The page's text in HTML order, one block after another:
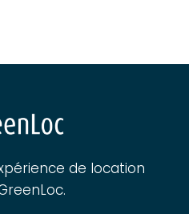
de location